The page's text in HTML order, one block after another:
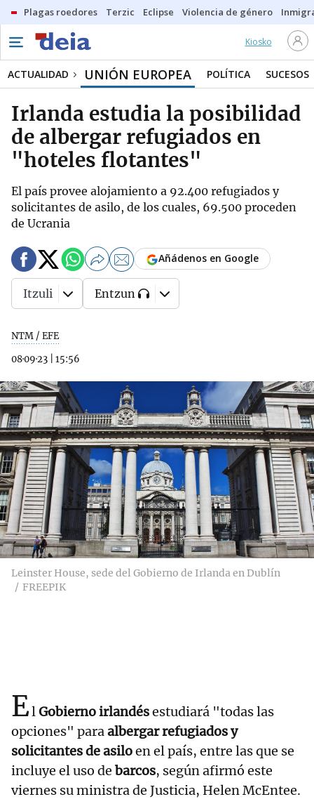
Plagas roedores Terzic Eclipse Violencia de género
Kiosko
ACTUALIDAD UNIÓN EUROPEA POLÍTICA SUCESOS
Irlanda estudia la posibilidad
de albergar refugiados en
"hoteles flotantes"
El país provee alojamiento a 92.400 refugiados y
solicitantes de asilo, de los cuales, 69.500 proceden
de Ucrania
NTM / EFE
08·09·23
15:56
Añádenos en Google
Itzuli Entzun
Leinster House, sede del Gobierno de Irlanda en Dublín
FREEPIK
ElGobierno irlandésestudiará "todas las
opciones" paraalbergar refugiados y
solicitantes de asiloen el país, entre las que se
incluye el uso de barcos, según afirmó este
viernes su ministra de Justicia, Helen McEntee.